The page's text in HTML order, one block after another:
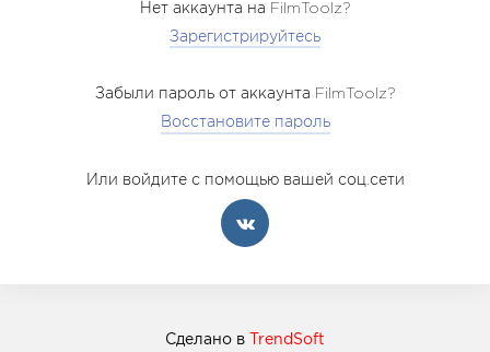
Нет аккаунта на FilmToolz?
Зарегистрируйтесь
Забыли пароль от аккаунта FilmToolz?
Восстановите пароль
Или войдите с помощью вашей соц.сети
Сделано в TrendSoft